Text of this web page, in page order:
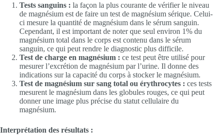
Tests sanguins : la façon la plus courante de vérifier le niveau
de magnésium est de faire un test de magnésium sérique. Celui-
ci mesure la quantité de magnésium dans le sérum sanguin.
Cependant, il est important de noter que seul environ 1% du
magnésium total dans le corps est contenu dans le sérum
sanguin, ce qui peut rendre le diagnostic plus difficile.
Test de charge en magnésium : ce test peut être utilisé pour
mesurer l’excrétion de magnésium par l’urine. Il donne des
indications sur la capacité du corps à stocker le magnésium.
Test de magnésium sur sang total ou érythrocytes : ces tests
mesurent le magnésium dans les globules rouges, ce qui peut
donner une image plus précise du statut cellulaire du
magnésium.
Interprétation des résultats :